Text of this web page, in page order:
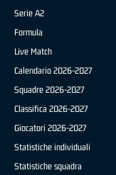
Serie A2
Formula
Live Match
Calendario 2026-2027
Squadre 2026-2027
Classifica 2026-2027
Giocatori 2026-2027
Statistiche individuali
Statistiche squadra